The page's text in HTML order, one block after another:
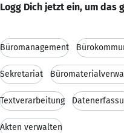
Logg Dich jetzt ein, um das
Büromanagement
Sekretariat
Textverarbeitung
Akten verwalten